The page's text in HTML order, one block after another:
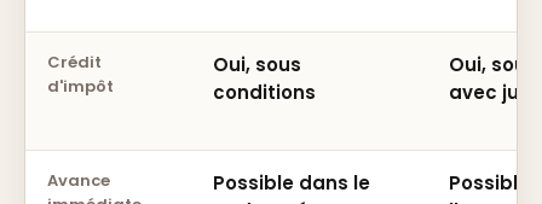
Crédit
d'impôt
Oui, sous
conditions
Oui,
avec
Avance
Possible dans le
Possible